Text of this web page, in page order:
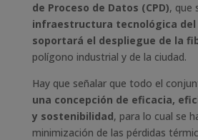
de Proceso de Datos (CPD), que
infraestructura tecnológica del
soportará el despliegue de la
polígono industrial y de la ciudad.
Hay que señalar que todo el
una concepción de eficacia,
y sostenibilidad, para lo cual se
minimización de las pérdidas